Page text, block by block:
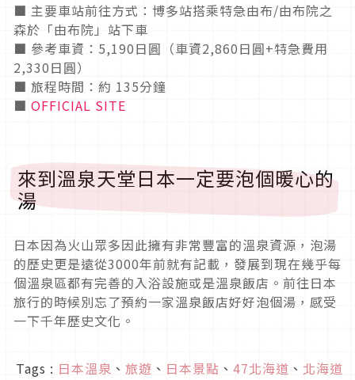
■ 主要車站前往方式：博多站搭乘特急由布/由布院之
森於「由布院」站下車
■ 參考車資：5,190日圓（車資2,860日圓+特急費用
2,330日圓）
■ 旅程時間：約 135分鐘
■ OFFICIAL SITE
來到溫泉天堂日本一定要泡個暖心的
湯
日本因為火山眾多因此擁有非常豐富的溫泉資源，泡湯
的歷史更是遠從3000年前就有記載，發展到現在幾乎每
個溫泉區都有完善的入浴設施或是溫泉飯店。前往日本
旅行的時候別忘了預約一家溫泉飯店好好泡個湯，感受
一下千年歷史文化。
Tags : 日本溫泉 、 旅遊 、 日本景點 、 47北海道 、 北海道